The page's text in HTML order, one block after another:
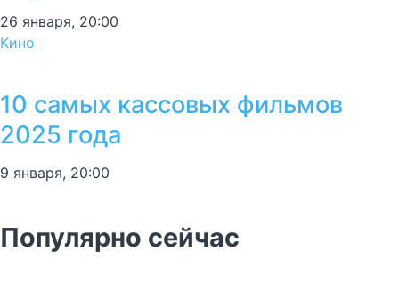
26 января, 20:00
Кино
10 самых кассовых фильмов
2025 года
9 января, 20:00
Популярно сейчас